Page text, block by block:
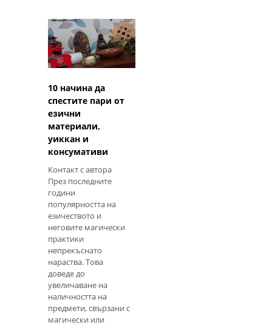
така че никога не бих
се занимава
10 начина да
спестите пари от
езични
материали,
уиккан и
консумативи
Контакт с автора
През последните
години
популярността на
езичеството и
неговите магически
практики
непрекъснато
нараства. Това
доведе до
увеличаване на
наличността на
предмети, свързани с
магически или